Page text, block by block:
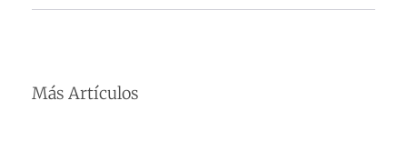
Más Artículos